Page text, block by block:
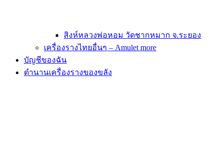
สิงห์หลวงพ่อหอม วัดชากหมาก จ.ระยอง
เครื่องรางไทยอื่นๆ – Amulet more
บัญชีของฉัน
ตำนานเครื่องรางของขลัง